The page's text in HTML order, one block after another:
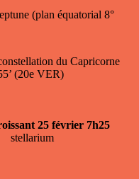
(plan équatorial 8°
du Capricorne
(20e VER)
25 février 7h25
stellarium